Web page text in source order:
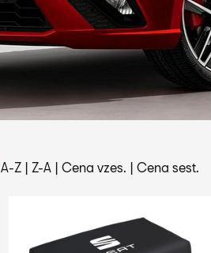
A-Z | Z-A | Cena vzes. | Cena sest.